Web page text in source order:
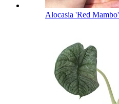
Alocasia 'Red